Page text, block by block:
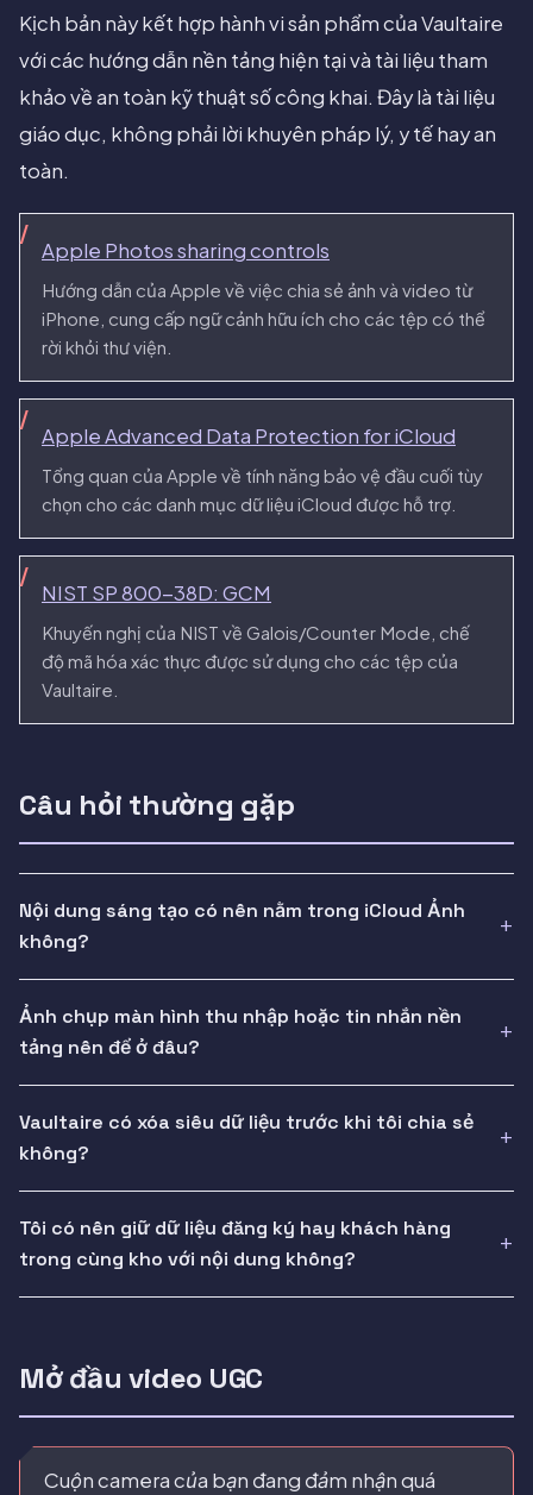
Kịch bản này kết hợp hành vi sản phẩm của Vaultaire
với các hướng dẫn nền tảng hiện tại và tài liệu tham
khảo về an toàn kỹ thuật số công khai. Đây là tài liệu
giáo dục, không phải lời khuyên pháp lý, y tế hay an
toàn.
Apple Photos sharing controls
Hướng dẫn của Apple về việc chia sẻ ảnh và video từ
iPhone, cung cấp ngữ cảnh hữu ích cho các tệp có thể
rời khỏi thư viện.
Apple Advanced Data Protection for iCloud
Tổng quan của Apple về tính năng bảo vệ đầu cuối tùy
chọn cho các danh mục dữ liệu iCloud được hỗ trợ.
NIST SP 800-38D: GCM
Khuyến nghị của NIST về Galois/Counter Mode, chế
độ mã hóa xác thực được sử dụng cho các tệp của
Vaultaire.
Câu hỏi thường gặp
Nội dung sáng tạo có nên nằm trong iCloud Ảnh
không?
Ảnh chụp màn hình thu nhập hoặc tin nhắn nền
tảng nên để ở đâu?
Vaultaire có xóa siêu dữ liệu trước khi tôi chia sẻ
không?
Tôi có nên giữ dữ liệu đăng ký hay khách hàng
trong cùng kho với nội dung không?
Mở đầu video UGC
Cuộn camera của bạn đang đảm nhận quá